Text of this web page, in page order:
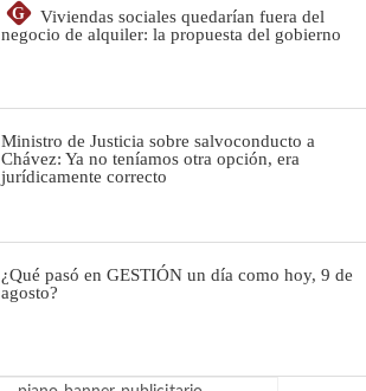
G
Viviendas sociales quedarían fuera del
negocio de alquiler: la propuesta del gobierno
Ministro de Justicia sobre salvoconducto a
Chávez: Ya no teníamos otra opción, era
jurídicamente correcto
¿Qué pasó en GESTIÓN un día como hoy, 9 de
agosto?